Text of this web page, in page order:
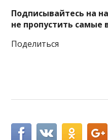
Подписывайтесь на
не пропустить самые
Поделиться